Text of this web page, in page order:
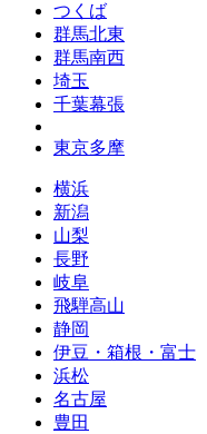
つくば
群馬北東
群馬南西
埼玉
千葉幕張
東京多摩
横浜
新潟
山梨
長野
岐阜
飛騨高山
静岡
伊豆・箱根・富士
浜松
名古屋
豊田